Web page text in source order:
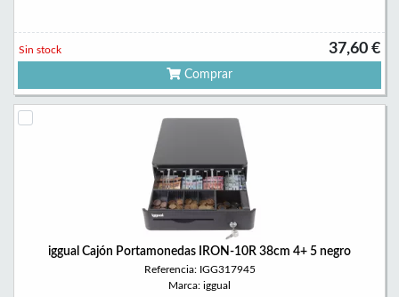
37,60 €
Sin stock
Comprar
iggual Cajón Portamonedas IRON-10R 38cm 4+ 5 negro
Referencia: IGG317945
Marca: iggual